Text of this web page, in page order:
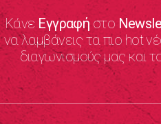
Κάνε Εγγραφήστο
να λαμβάνεις τα πιο hot
διαγωνισμούς μας και